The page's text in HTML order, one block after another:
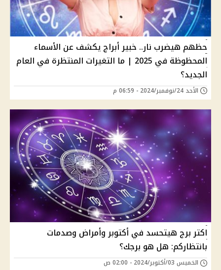
حظهم هيضرب نار.. خبير أبراج يكشف عن الأسماء
المحظوظة في 2025 | ما التغيرات المنتظرة في العام
الجديد؟
الأحد 24/نوفمبر/2024 - 06:59 م
اكتر برج هيتحسد في أكتوبر وأمراض وصدمات
بانتظاركم: هل هو برجك؟
الخميس 03/أكتوبر/2024 - 02:00 ص